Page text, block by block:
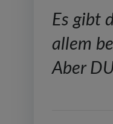
Es gibt
allem
Aber